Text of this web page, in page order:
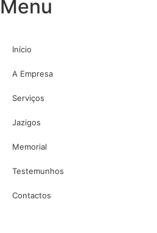
Menu
Início
A Empresa
Serviços
Jazigos
Memorial
Testemunhos
Contactos